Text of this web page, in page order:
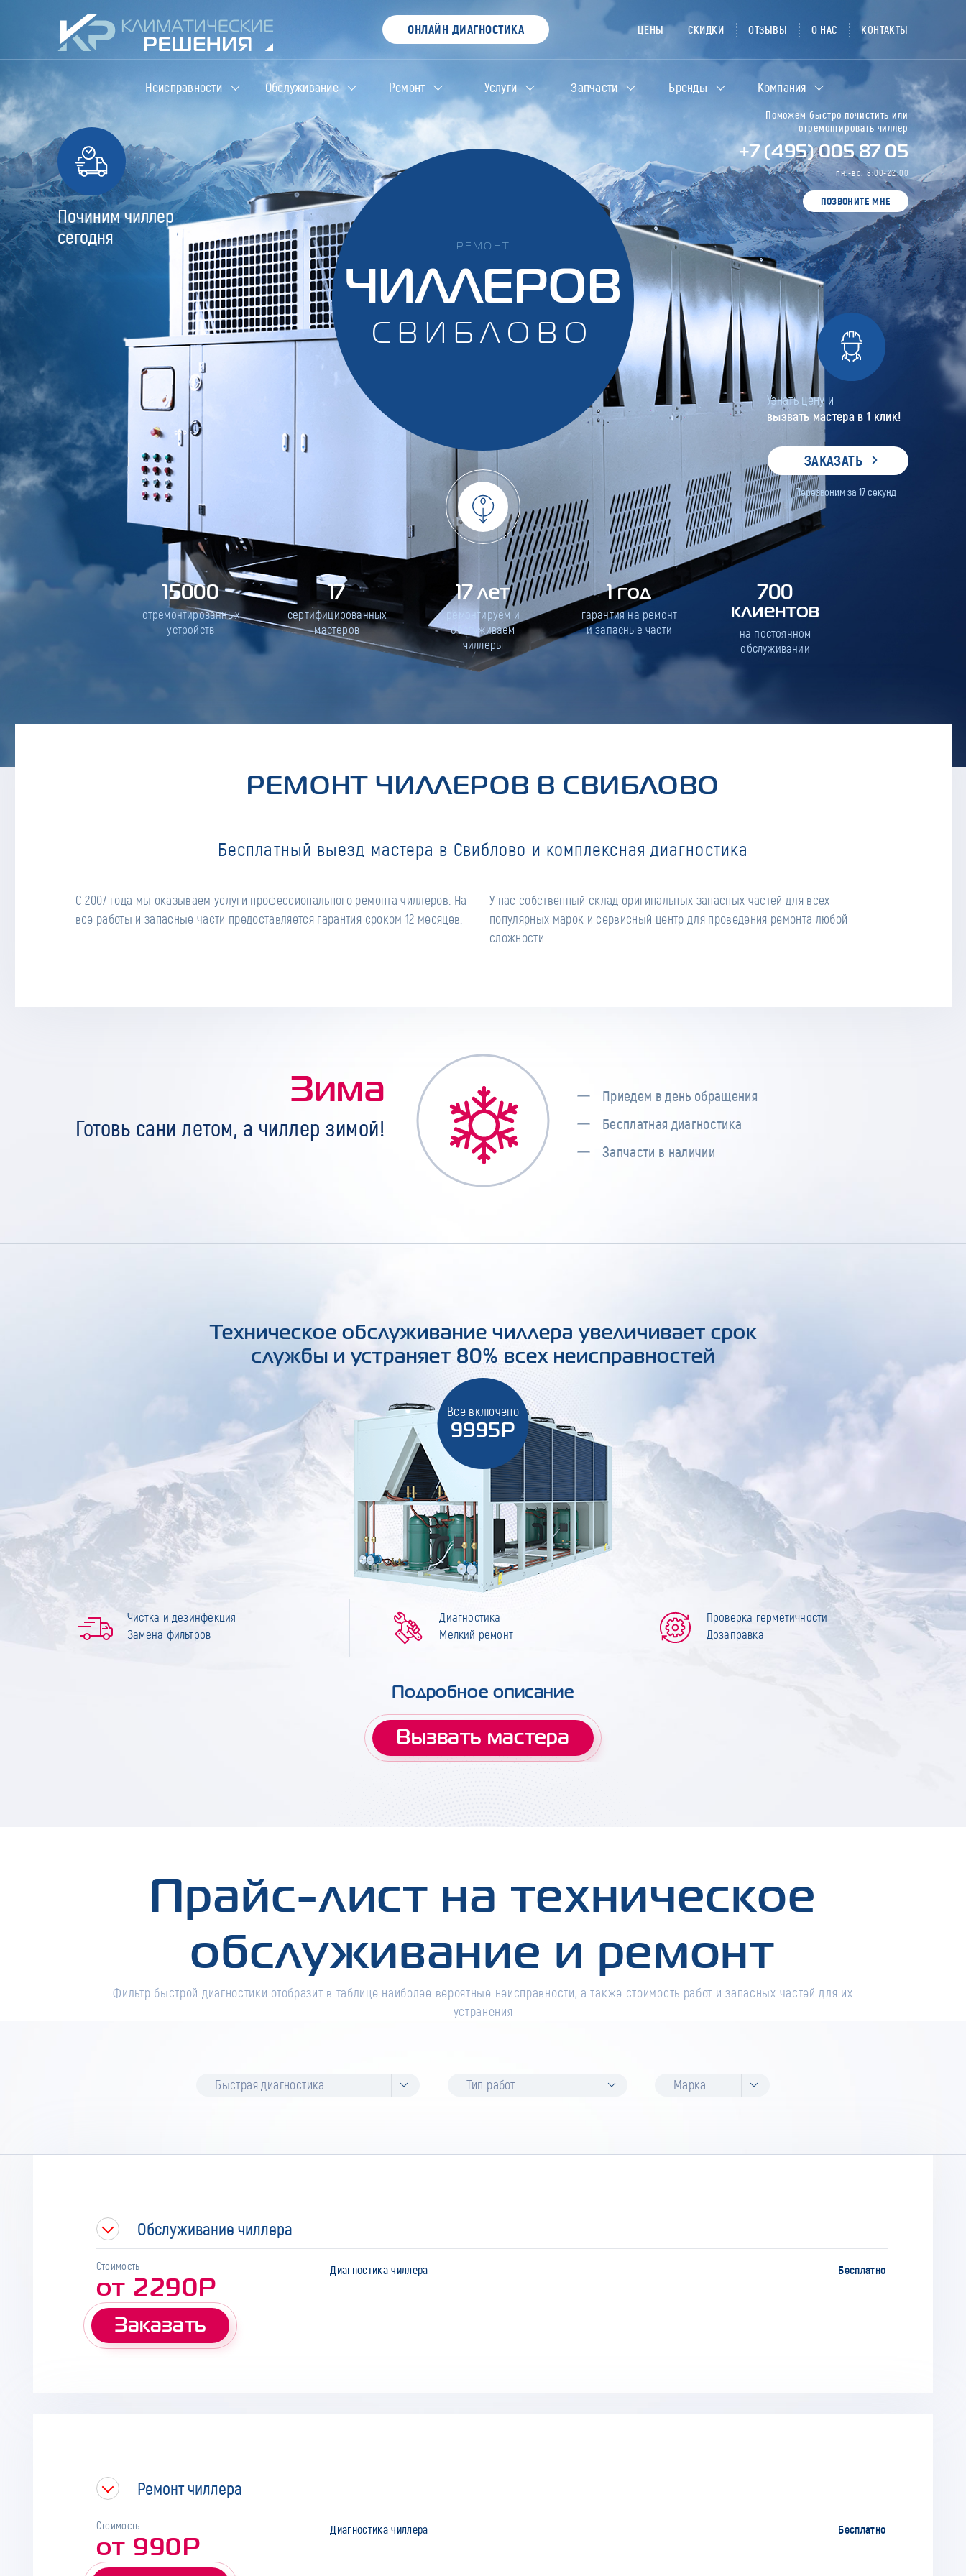
РЕМОНТ
ЧИЛЛЕРОВ
СВИБЛОВО
Поможем быстро почистить или
отремонтировать чиллер
+7 (495) 005 87 05
пн.-вс. 8:00-22:00
ПОЗВОНИТЕ МНЕ
Починим чиллер
сегодня
Узнать цену и
вызвать мастера в 1 клик!
ЗАКАЗАТЬ
Перезвоним за 17секунд
15000
отремонтированных
устройств
17
сертифицированных
мастеров
17 лет
ремонтируем и
обслуживаем
чиллеры
1 год
гарантия на ремонт
и запасные части
700
клиентов
на постоянном
обслуживании
РЕМОНТ ЧИЛЛЕРОВ В СВИБЛОВО
Бесплатный выезд мастера в Свиблово и комплексная диагностика
С 2007 года мы оказываем услуги профессионального ремонта чиллеров. На
все работы и запасные части предоставляется гарантия сроком 12 месяцев.
У нас собственный склад оригинальных запасных частей для всех
популярных марок и сервисный центр для проведения ремонта любой
сложности.
Зима
Готовь сани летом, а чиллер зимой!
Приедем в день обращения
Бесплатная диагностика
Запчасти в наличии
Техническое обслуживание чиллера увеличивает срок
службы и устраняет 80% всех неисправностей
Всё включено
9995Р
Чистка и дезинфекция
Замена фильтров
Диагностика
Мелкий ремонт
Проверка герметичности
Дозаправка
Подробное описание
Вызвать мастера
Прайс-лист на техническое
обслуживание и ремонт
Фильтр быстрой диагностики отобразит в таблице наиболее вероятные неисправности, а также стоимость работ и запасных частей для их
устранения
Быстрая диагностика Тип работ Марка
Обслуживание чиллера
Диагностика чиллера Бесплатно
Стоимость
от 2290Р
Заказать
Ремонт чиллера
Диагностика чиллера Бесплатно
Стоимость
от 990Р
ЦЕНЫ СКИДКИ ОТЗЫВЫ О НАС КОНТАКТЫ
Неисправности Обслуживание Ремонт Услуги Запчасти Бренды Компания
ОНЛАЙН ДИАГНОСТИКА